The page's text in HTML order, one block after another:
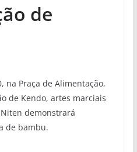
de
na Praça de Alimentação,
de Kendo, artes marciais
demonstrará
de bambu.